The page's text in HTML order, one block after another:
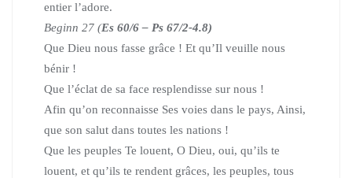
entier l’adore.
Beginn 27 (Es 60/6 – Ps 67/2-4.8)
Que Dieu nous fasse grâce ! Et qu’Il veuille nous
bénir !
Que l’éclat de sa face resplendisse sur nous !
Afin qu’on reconnaisse Ses voies dans le pays, Ainsi,
que son salut dans toutes les nations !
Que les peuples Te louent, O Dieu, oui, qu’ils te
louent, et qu’ils te rendent grâces, les peuples, tous